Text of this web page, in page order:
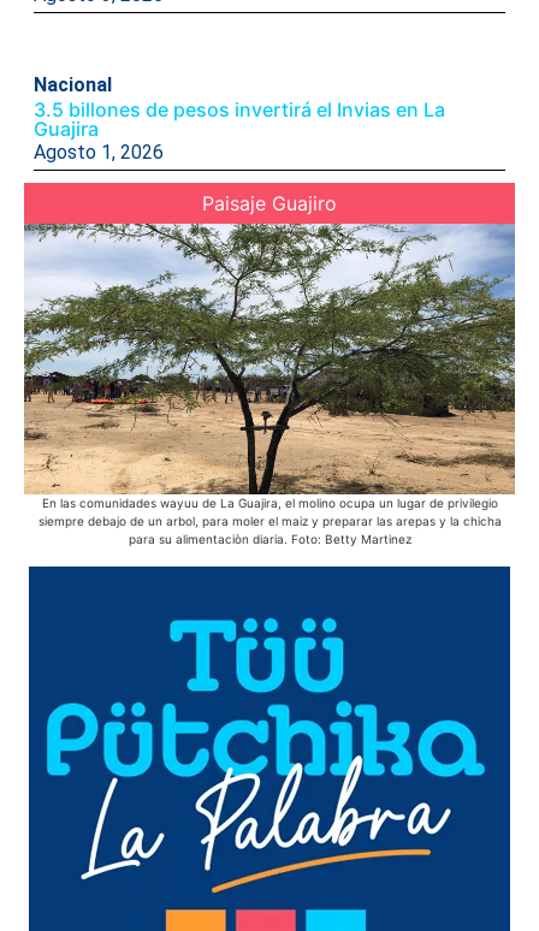
Nacional
3.5 billones de pesos invertirá el Invias en La
Guajira
Agosto 1, 2026
Paisaje Guajiro
En las comunidades wayuu de La Guajira, el molino ocupa un lugar de privilegio
siempre debajo de un arbol, para moler el maiz y preparar las arepas y la chicha
para su alimentaciòn diaria. Foto: Betty Martinez